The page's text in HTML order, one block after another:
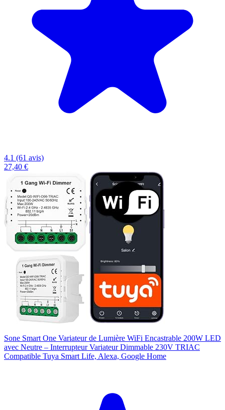
4.1 (61 avis)
27,40 €
Sone Smart One Variateur de Lumière WiFi Encastrable 200W LED
avec Neutre – Interrupteur Variateur Dimmable 230V TRIAC
Compatible Tuya Smart Life, Alexa, Google Home